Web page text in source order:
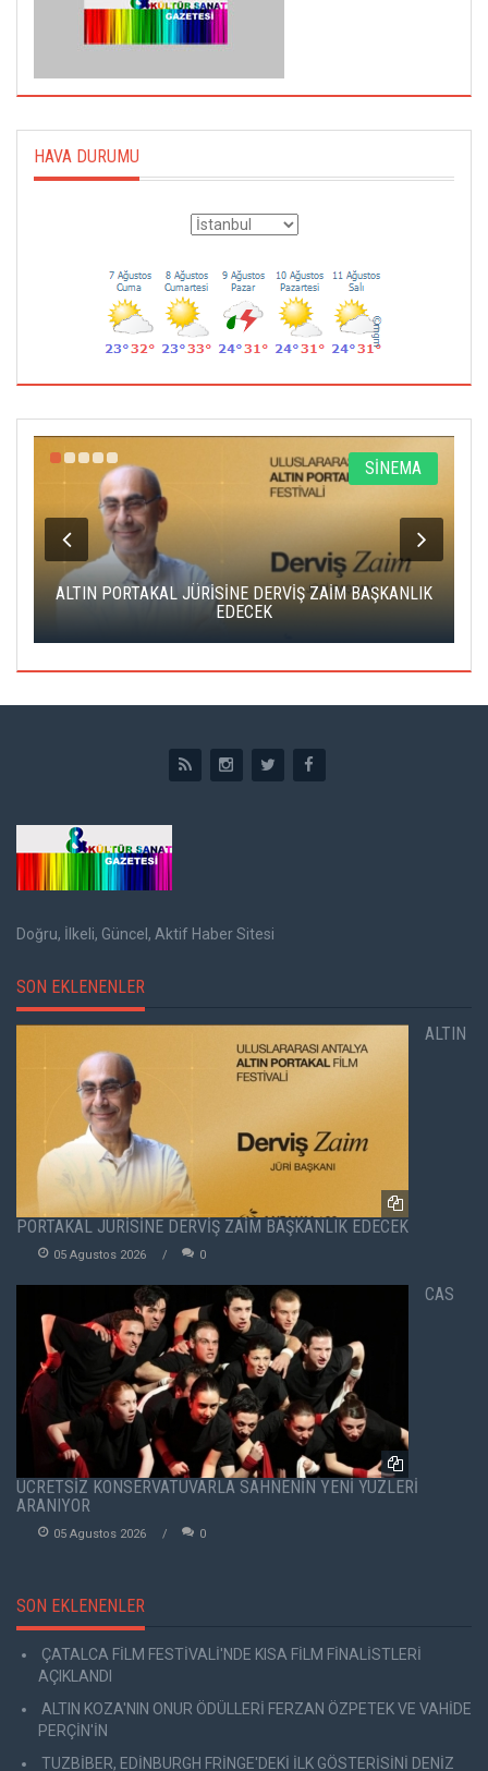
HAVA DURUMU
SİNEMA
ALTIN PORTAKAL JÜRİSİNE DERVİŞ ZAİM BAŞKANLIK
EDECEK
Doğru, İlkeli, Güncel, Aktif Haber Sitesi
SON EKLENENLER
ALTIN
PORTAKAL JÜRİSİNE DERVİŞ ZAİM BAŞKANLIK EDECEK
05 Agustos 2026 0
CAS
ÜCRETSİZ KONSERVATUVARLA SAHNENİN YENİ YÜZLERİ
ARANIYOR
05 Agustos 2026 0
SON EKLENENLER
ÇATALCA FİLM FESTİVALİ'NDE KISA FİLM FİNALİSTLERİ
AÇIKLANDI
ALTIN KOZA'NIN ONUR ÖDÜLLERİ FERZAN ÖZPETEK VE VAHİDE
PERÇİN'İN
TUZBİBER, EDİNBURGH FRİNGE'DEKİ İLK GÖSTERİSİNİ DENİZ